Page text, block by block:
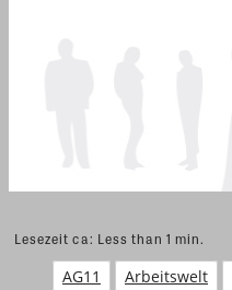
Lesezeit ca: Less than 1 min.
AG11 Arbeitswelt